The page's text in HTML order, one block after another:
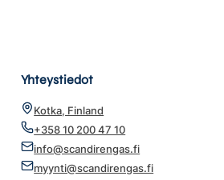
Yhteystiedot
Kotka, Finland
+358 10 200 47 10
info@scandirengas.fi
myynti@scandirengas.fi